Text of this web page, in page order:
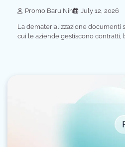
Promo Baru Nih July 12, 2026
La dematerializzazione documenti
cui le aziende gestiscono contratti,